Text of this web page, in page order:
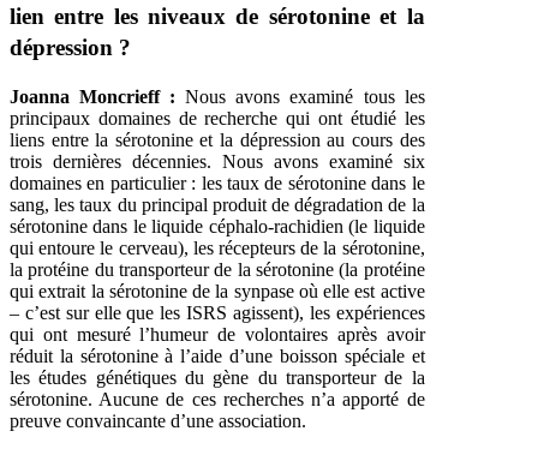
lien entre les niveaux de sérotonine et la
dépression ?
Joanna Moncrieff : Nous avons examiné tous les
principaux domaines de recherche qui ont étudié les
liens entre la sérotonine et la dépression au cours des
trois dernières décennies. Nous avons examiné six
domaines en particulier : les taux de sérotonine dans le
sang, les taux du principal produit de dégradation de la
sérotonine dans le liquide céphalo-rachidien (le liquide
qui entoure le cerveau), les récepteurs de la sérotonine,
la protéine du transporteur de la sérotonine (la protéine
qui extrait la sérotonine de la synpase où elle est active
– c’est sur elle que les ISRS agissent), les expériences
qui ont mesuré l’humeur de volontaires après avoir
réduit la sérotonine à l’aide d’une boisson spéciale et
les études génétiques du gène du transporteur de la
sérotonine. Aucune de ces recherches n’a apporté de
preuve convaincante d’une association.